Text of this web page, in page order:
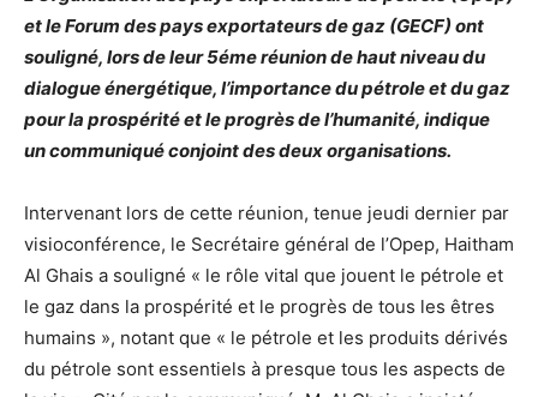
et le Forum des pays exportateurs de gaz (GECF) ont
souligné, lors de leur 5éme réunion de haut niveau du
dialogue énergétique, l’importance du pétrole et du gaz
pour la prospérité et le progrès de l’humanité, indique
un communiqué conjoint des deux organisations.
Intervenant lors de cette réunion, tenue jeudi dernier par
visioconférence, le Secrétaire général de l’Opep, Haitham
Al Ghais a souligné « le rôle vital que jouent le pétrole et
le gaz dans la prospérité et le progrès de tous les êtres
humains », notant que « le pétrole et les produits dérivés
du pétrole sont essentiels à presque tous les aspects de